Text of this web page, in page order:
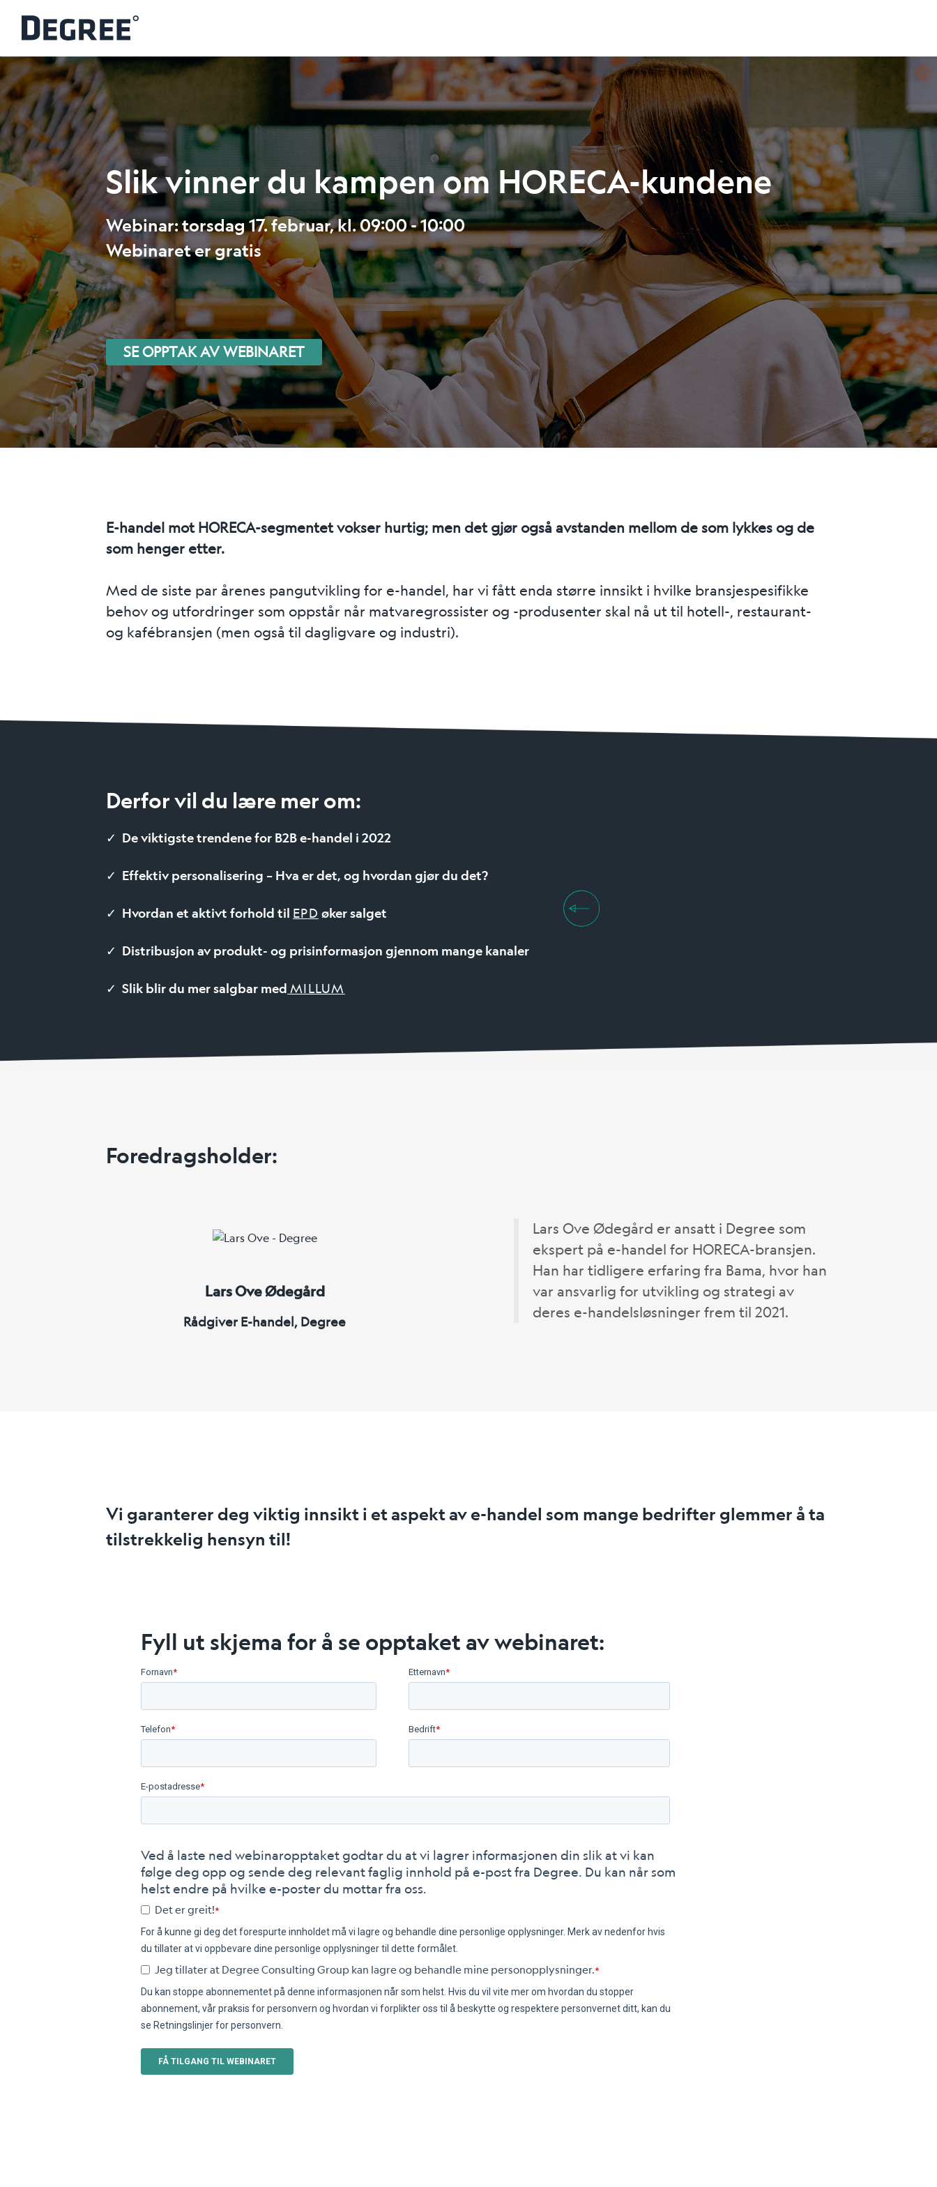
Slik vinner du kampen om HORECA-kundene
Webinar: torsdag 17. februar, kl. 09:00 - 10:00
Webinaret er gratis
SE OPPTAK AV WEBINARET
E-handel mot HORECA-segmentet vokser hurtig; men det gjør også avstanden mellom de som lykkes og de
som henger etter.
Med de siste par årenes pangutvikling for e-handel, har vi fått enda større innsikt i hvilke bransjespesifikke
behov og utfordringer som oppstår når matvaregrossister og -produsenter skal nå ut til hotell-, restaurant-
og kafébransjen (men også til dagligvare og industri).
Derfor vil du lære mer om:
✓ De viktigste trendene for B2B e-handel i 2022
✓ Effektiv personalisering – Hva er det, og hvordan gjør du det?
✓ Hvordan et aktivt forhold til EPD øker salget
✓ Distribusjon av produkt- og prisinformasjon gjennom mange kanaler
✓ Slik blir du mer salgbar med MILLUM
Foredragsholder:
Lars Ove Ødegård
Rådgiver E-handel, Degree
Lars Ove Ødegård er ansatt i Degree som
ekspert på e-handel for HORECA-bransjen.
Han har tidligere erfaring fra Bama, hvor han
var ansvarlig for utvikling og strategi av
deres e-handelsløsninger frem til 2021.
Vi garanterer deg viktig innsikt i et aspekt av e-handel som mange bedrifter glemmer å ta
tilstrekkelig hensyn til!
Fyll ut skjema for å se opptaket av webinaret:
Fornavn* Etternavn*
Telefon* Bedrift*
E-postadresse*
Ved å laste ned webinaropptaket godtar du at vi lagrer informasjonen din slik at vi kan
følge deg opp og sende deg relevant faglig innhold på e-post fra Degree. Du kan når som
helst endre på hvilke e-poster du mottar fra oss.
Det er greit!*
For å kunne gi deg det forespurte innholdet må vi lagre og behandle dine personlige opplysninger. Merk av nedenfor hvis
du tillater at vi oppbevare dine personlige opplysninger til dette formålet.
Jeg tillater at Degree Consulting Group kan lagre og behandle mine personopplysninger.*
Du kan stoppe abonnementet på denne informasjonen når som helst. Hvis du vil vite mer om hvordan du stopper
abonnement, vår praksis for personvern og hvordan vi forplikter oss til å beskytte og respektere personvernet ditt, kan du
se Retningslinjer for personvern.